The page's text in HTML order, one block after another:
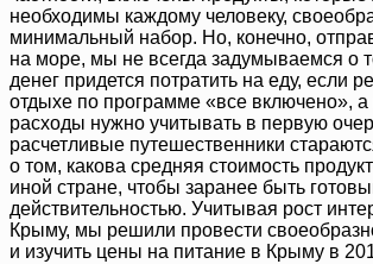
необходимы каждому человеку,
минимальный набор. Но, конечно,
на море, мы не всегда задумываемся о
денег придется потратить на еду, если
отдыхе по программе «все включено»,
расходы нужно учитывать в первую
расчетливые путешественники
о том, какова средняя стоимость
иной стране, чтобы заранее быть
действительностью. Учитывая рост
Крыму, мы решили провести
и изучить цены на питание в Крыму в